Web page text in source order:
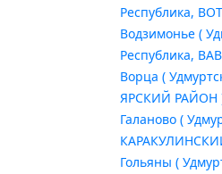
Республика,
Водзимонье (
Республика,
Ворца (
ЯРСКИЙ РАЙОН
Галаново (
Гольяны (